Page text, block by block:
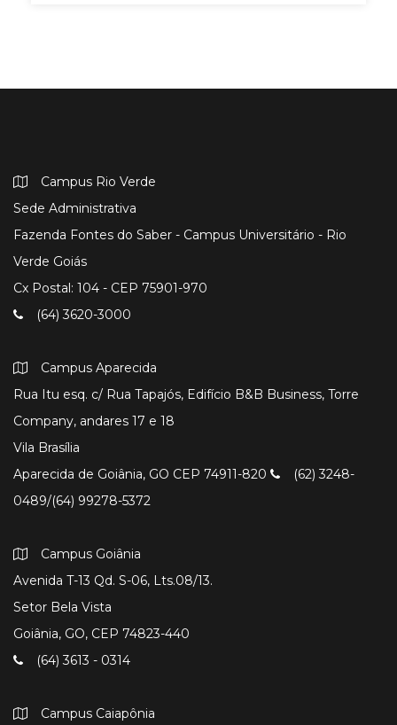
Campus Rio Verde
Sede Administrativa
Fazenda Fontes do Saber - Campus Universitário - Rio
Verde Goiás
Cx Postal: 104 - CEP 75901-970
(64) 3620-3000
Campus Aparecida
Rua Itu esq. c/ Rua Tapajós, Edifício B&B Business, Torre
Company, andares 17 e 18
Vila Brasília
Aparecida de Goiânia, GO CEP 74911-820
(62) 3248-
0489/(64) 99278-5372
Campus Goiânia
Avenida T-13 Qd. S-06, Lts.08/13.
Setor Bela Vista
Goiânia, GO, CEP 74823-440
(64) 3613 - 0314
Campus Caiapônia